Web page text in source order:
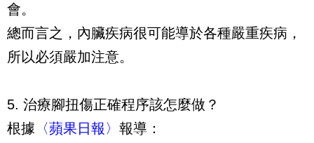
會。
總而言之，內臟疾病很可能導於各種嚴重疾病，
所以必須嚴加注意。
5. 治療腳扭傷正確程序該怎麼做？
根據 〈蘋果日報〉 報導：